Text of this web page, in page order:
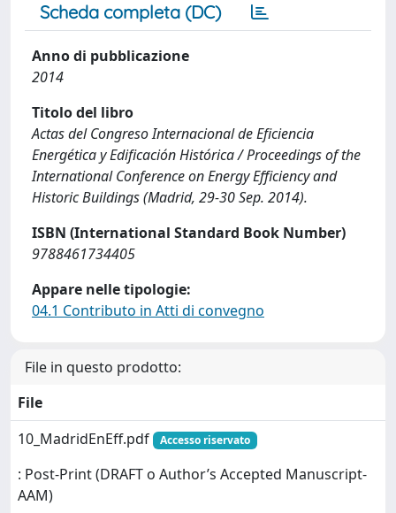
Scheda completa (DC)
Anno di pubblicazione
2014
Titolo del libro
Actas del Congreso Internacional de Eficiencia
Energética y Edificación Histórica / Proceedings of the
International Conference on Energy Efficiency and
Historic Buildings (Madrid, 29-30 Sep. 2014).
ISBN (International Standard Book Number)
9788461734405
Appare nelle tipologie:
04.1 Contributo in Atti di convegno
File in questo prodotto:
File
10_MadridEnEff.pdf
Accesso riservato
: Post-Print (DRAFT o Author’s Accepted Manuscript-
AAM)